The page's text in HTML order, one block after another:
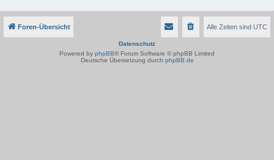
Foren-Übersicht Alle Zeiten sind UTC
Datenschutz
Powered by phpBB® Forum Software © phpBB Limited
Deutsche Übersetzung durch phpBB.de